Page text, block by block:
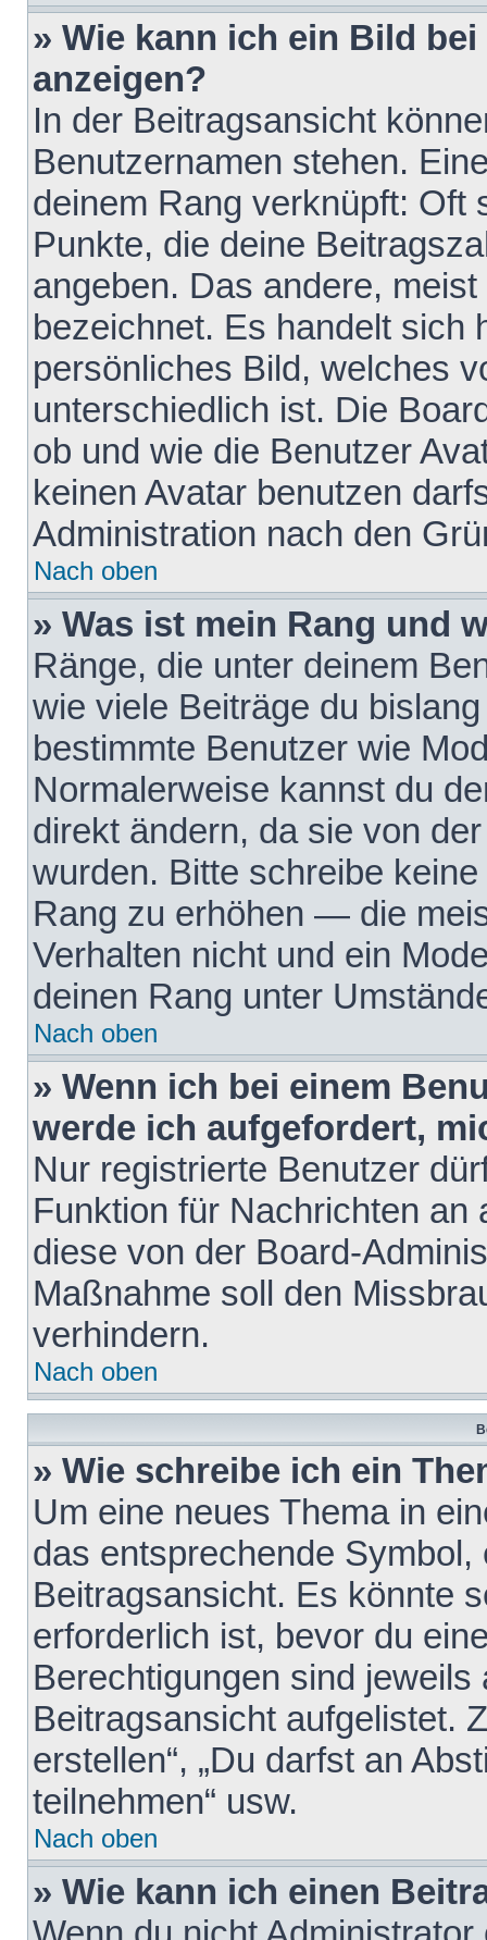
» Wie kann ich ein Bild
anzeigen?
In der Beitragsansicht
Benutzernamen stehen.
deinem Rang verknüpft: Oft
Punkte, die deine
angeben. Das andere,
bezeichnet. Es handelt sich
persönliches Bild, welches
unterschiedlich ist. Die
ob und wie die Benutzer
keinen Avatar benutzen
Administration nach den
Nach oben
» Was ist mein Rang und
Ränge, die unter deinem
wie viele Beiträge du
bestimmte Benutzer wie
Normalerweise kannst du
direkt ändern, da sie von
wurden. Bitte schreibe
Rang zu erhöhen — die
Verhalten nicht und ein
deinen Rang unter
Nach oben
» Wenn ich bei einem
werde ich aufgefordert,
Nur registrierte Benutzer
Funktion für Nachrichten
diese von der Board-
Maßnahme soll den
verhindern.
Nach oben
» Wie schreibe ich ein
Um eine neues Thema in
das entsprechende
Beitragsansicht. Es könnte
erforderlich ist, bevor du
Berechtigungen sind
Beitragsansicht aufgelistet.
erstellen“, „Du darfst an
teilnehmen“ usw.
Nach oben
» Wie kann ich einen